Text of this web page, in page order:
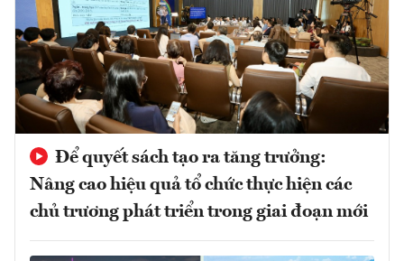
Để quyết sách tạo ra tăng trưởng:
Nâng cao hiệu quả tổ chức thực hiện các
chủ trương phát triển trong giai đoạn mới